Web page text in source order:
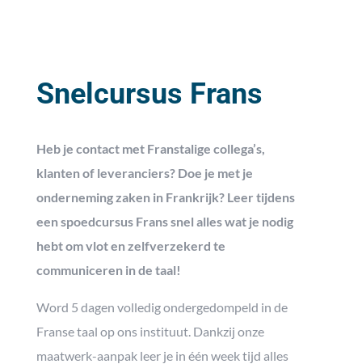
Snelcursus Frans
Heb je contact met Franstalige collega’s,
klanten of leveranciers? Doe je met je
onderneming zaken in Frankrijk? Leer tijdens
een spoedcursus Frans snel alles wat je nodig
hebt om vlot en zelfverzekerd te
communiceren in de taal!
Word 5 dagen volledig ondergedompeld in de
Franse taal op ons instituut. Dankzij onze
maatwerk-aanpak leer je in één week tijd alles